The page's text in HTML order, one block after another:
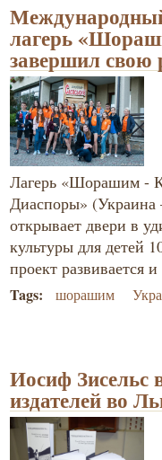
лагерь
завершил свою
Лагерь «Шорашим -
Диаспоры» (Украина
открывает двери в
культуры для детей
проект развивается
Tags: шорашим
Иосиф Зисельс
издателей во